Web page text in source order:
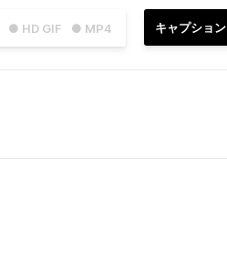
● HD GIF ● MP4 キャプション